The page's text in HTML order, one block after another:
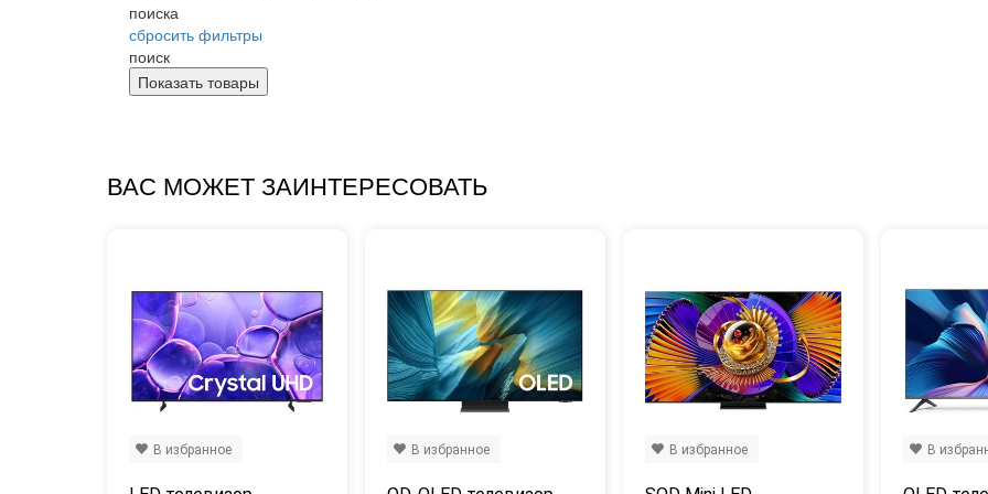
поиска
сбросить фильтры
поиск
ВАС МОЖЕТ ЗАИНТЕРЕСОВАТЬ
В избранное В избранное В избранное В